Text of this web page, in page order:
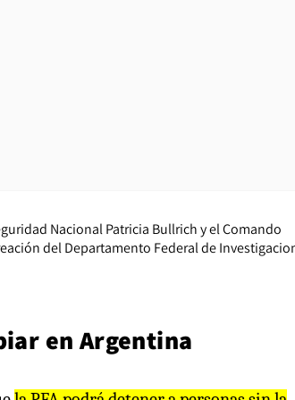
Nacional Patricia Bullrich y el Comando
del Departamento Federal de
en Argentina